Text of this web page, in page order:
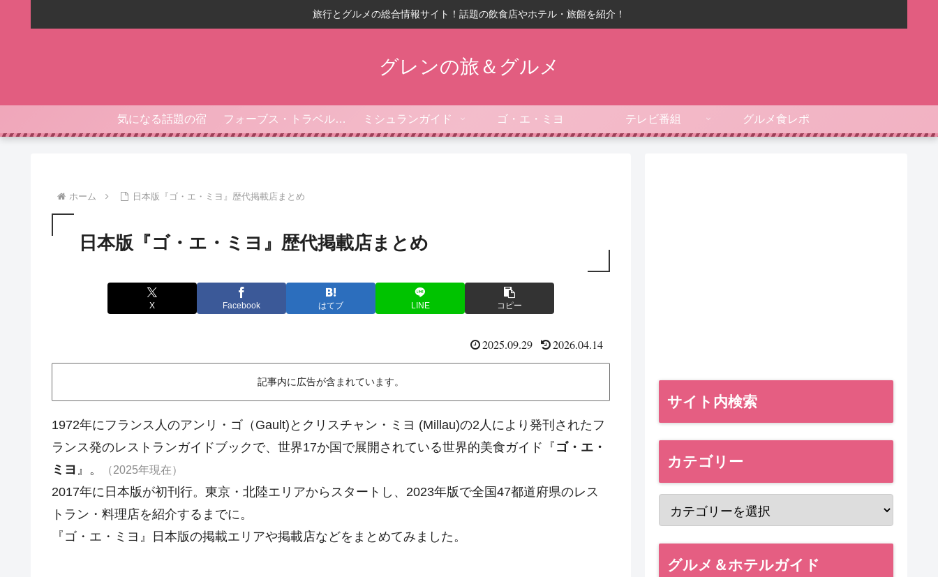
旅行とグルメの総合情報サイト！話題の飲食店やホテル・旅館を紹介！
グレンの旅＆グルメ
気になる話題の宿 フォーブス・トラベルガイド ミシュランガイド ゴ・エ・ミヨ テレビ番組 グルメ食レポ
ホーム 日本版『ゴ・エ・ミヨ』歴代掲載店まとめ
日本版『ゴ・エ・ミヨ』歴代掲載店まとめ
X Facebook はてブ LINE コピー
2025.09.29 2026.04.14
記事内に広告が含まれています。
1972年にフランス人のアンリ・ゴ（Gault)とクリスチャン・ミヨ (Millau)の2人により発刊されたフ
ランス発のレストランガイドブックで、世界17か国で展開されている世界的美食ガイド『 ゴ・エ・
ミヨ 』。 （2025年現在）
2017年に日本版が初刊行。東京・北陸エリアからスタートし、2023年版で全国47都道府県のレス
トラン・料理店を紹介するまでに。
『ゴ・エ・ミヨ』日本版の掲載エリアや掲載店などをまとめてみました。
サイト内検索
カテゴリー
グルメ＆ホテルガイド